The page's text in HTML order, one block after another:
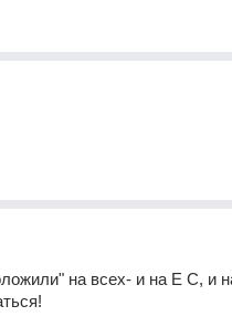
на всех- и на Е С, и